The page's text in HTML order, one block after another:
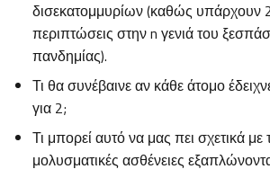
δισεκατομμυρίων (καθώς υπάρχουν
περιπτώσεις στην n γενιά του
πανδημίας).
Τι θα συνέβαινε αν κάθε άτομο
για 2;
Τι μπορεί αυτό να μας πει σχετικά
μολυσματικές ασθένειες